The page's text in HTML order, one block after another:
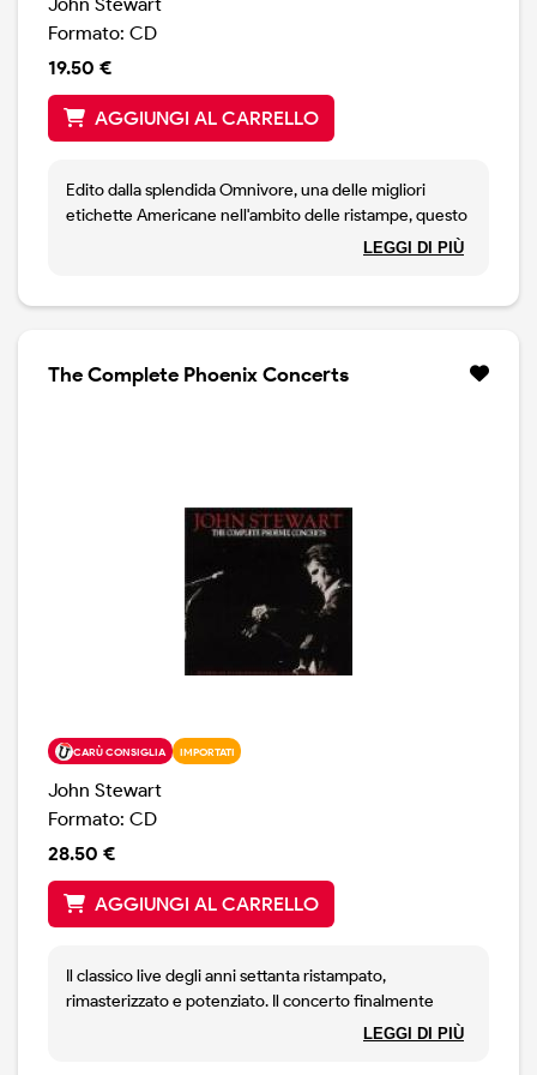
Formato: CD
19.50 €
AGGIUNGI AL CARRELLO
Edito dalla splendida Omnivore, una delle migliori
etichette Americane nell'ambito delle ristampe, questo
disco raccoglie ben 19 brani, tutti inediti. Si tratta di
You're A Woman ( presente sul classico California
Bloodlines, di cui troviamo anche altre outtakes ). Ci
Morning, Draft Age Today. Per ricordare ( o riscoprire)
un grande cantautore.
LEGGI DI PIÙ
The Complete Phoenix Concerts
CARÙ CONSIGLIA IMPORTATI
John Stewart
Formato: CD
28.50 €
AGGIUNGI AL CARRELLO
Il classico live degli anni settanta ristampato,
rimasterizzato e potenziato. Il concerto finalmente
LEGGI DI PIÙ